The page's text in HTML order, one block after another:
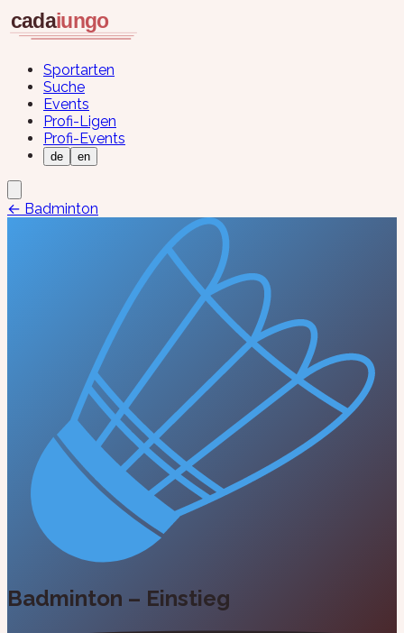
Sportarten
Suche
Events
Profi-Ligen
Profi-Events
de en
← Badminton
Badminton – Einstieg